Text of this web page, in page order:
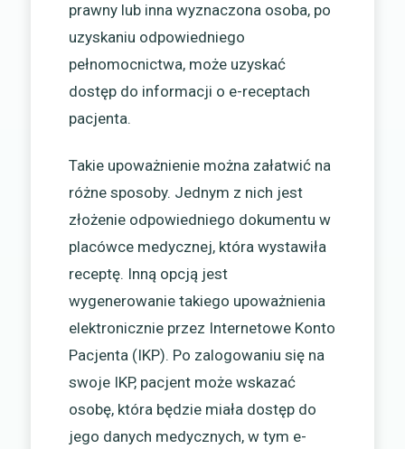
prawny lub inna wyznaczona osoba, po
uzyskaniu odpowiedniego
pełnomocnictwa, może uzyskać
dostęp do informacji o e-receptach
pacjenta.
Takie upoważnienie można załatwić na
różne sposoby. Jednym z nich jest
złożenie odpowiedniego dokumentu w
placówce medycznej, która wystawiła
receptę. Inną opcją jest
wygenerowanie takiego upoważnienia
elektronicznie przez Internetowe Konto
Pacjenta (IKP). Po zalogowaniu się na
swoje IKP, pacjent może wskazać
osobę, która będzie miała dostęp do
jego danych medycznych, w tym e-